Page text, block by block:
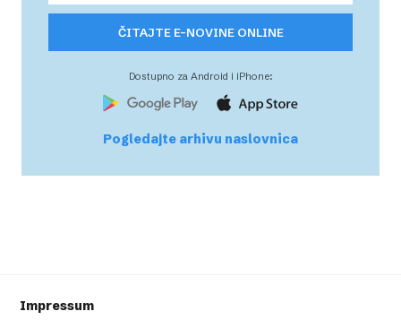
ČITAJTE E-NOVINE ONLINE
Dostupno za Android i iPhone:
Pogledajte arhivu naslovnica
Impressum